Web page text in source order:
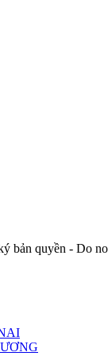
bản quyền - Do